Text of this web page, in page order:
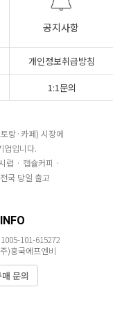
공지사항
개인정보취급방침
1:1문의
랑·카페) 시장에
업입니다.
럽 · 캡슐커피 ·
국 당일 출고
101-615272
)흥국에프엔비
문의